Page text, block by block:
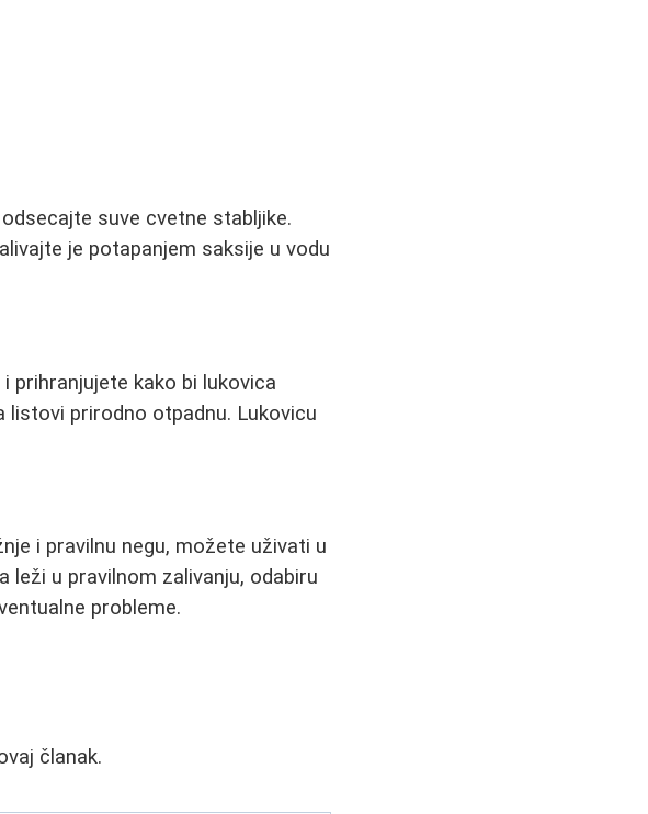
suve cvetne stabljike.
je potapanjem saksije u vodu
prihranjujete kako bi lukovica
listovi prirodno otpadnu. Lukovicu
i pravilnu negu, možete uživati u
leži u pravilnom zalivanju, odabiru
probleme.
članak.